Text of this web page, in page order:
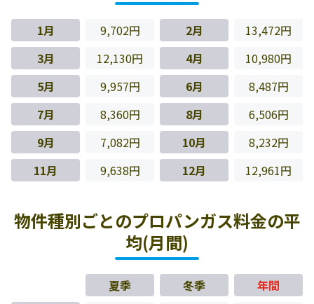
1月 9,702円 2月
13,472円
3月
12,130円 4月
10,980円
5月
9,957円 6月
8,487円
7月
8,360円 8月
6,506円
9月
7,082円 10月
8,232円
11月
9,638円 12月 12,961円
物件種別ごとのプロパンガス料金の平
均(月間)
夏季 冬季
年間